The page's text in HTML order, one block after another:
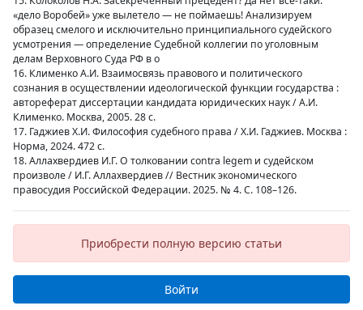
«дело Воробей» уже вылетело — не поймаешь! Анализируем
образец смелого и исключительно принципиального судейского
усмотрения — определение Судебной коллегии по уголовным
делам Верховного Суда РФ в о
16. Клименко А.И. Взаимосвязь правового и политического
сознания в осуществлении идеологической функции государства :
автореферат диссертации кандидата юридических наук / А.И.
Клименко. Москва, 2005. 28 с.
17. Гаджиев Х.И. Философия судебного права / Х.И. Гаджиев. Москва :
Норма, 2024. 472 с.
18. Аллахвердиев И.Г. О толковании contra legem и судейском
произволе / И.Г. Аллахвердиев // Вестник экономического
правосудия Российской Федерации. 2025. № 4. С. 108–126.
Приобрести полную версию статьи
Войти